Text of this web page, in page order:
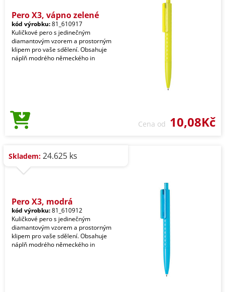
Pero X3, vápno zelené
kód výrobku:81_610917
Kuličkové pero s jedinečným
diamantovým vzorem a prostorným
klipem pro vaše sdělení. Obsahuje
náplň modrého německého in
Cena od 10,08Kč
Skladem: 24.625 ks
Pero X3, modrá
kód výrobku:81_610912
Kuličkové pero s jedinečným
diamantovým vzorem a prostorným
klipem pro vaše sdělení. Obsahuje
náplň modrého německého in